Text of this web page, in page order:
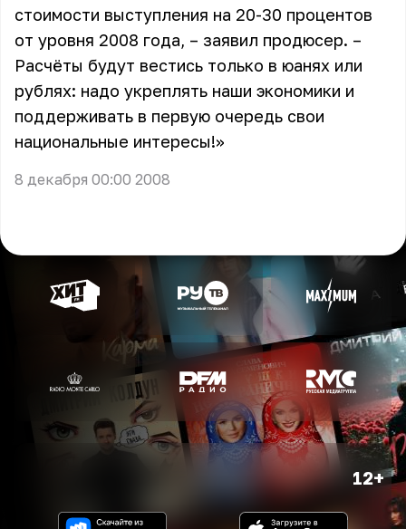
стоимости выступления на 20-30 процентов
от уровня 2008 года, – заявил продюсер. –
Расчёты будут вестись только в юанях или
рублях: надо укреплять наши экономики и
поддерживать в первую очередь свои
национальные интересы!»
8 декабря 00:00 2008
12+